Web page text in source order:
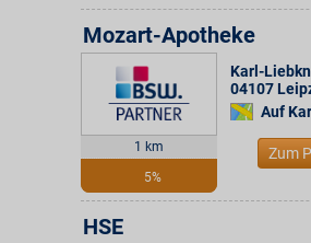
1 km
5%
Mozart-Apotheke
Karl-
04107
Auf
Zum
HSE